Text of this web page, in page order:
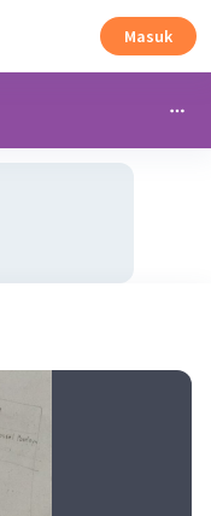
Masuk